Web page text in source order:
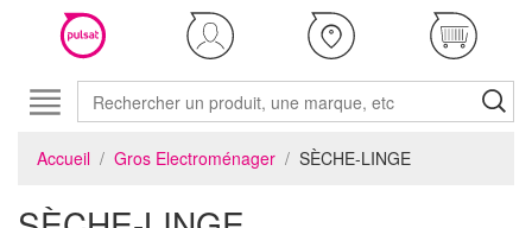
Accueil Gros Electroménager SÈCHE-LINGE